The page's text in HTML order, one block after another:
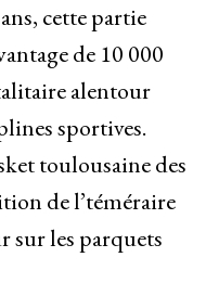
cette partie
de 10 000
alentour
sportives.
toulousaine des
de l’téméraire
sur les parquets